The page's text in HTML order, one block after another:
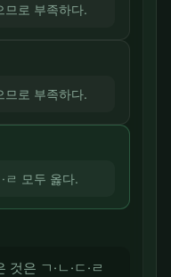
므로 부족하다.
므로 부족하다.
ㄹ 모두 옳다.
은 ㄱ·ㄴ·ㄷ·ㄹ